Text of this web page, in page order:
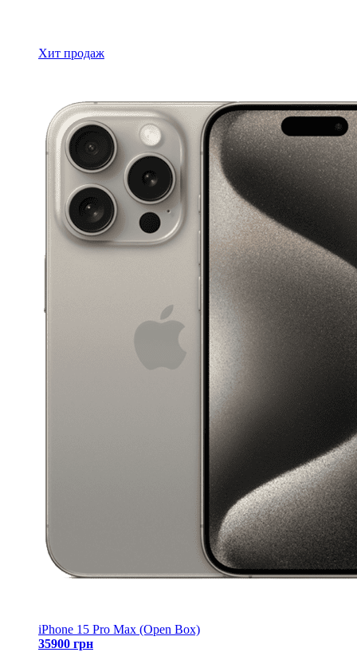
Хит продаж
iPhone 15 Pro Max (Open Box)
35900 грн